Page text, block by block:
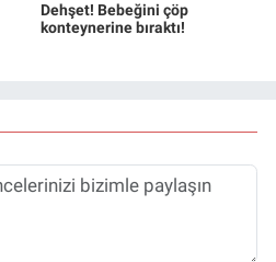
Dehşet! Bebeğini çöp
konteynerine bıraktı!